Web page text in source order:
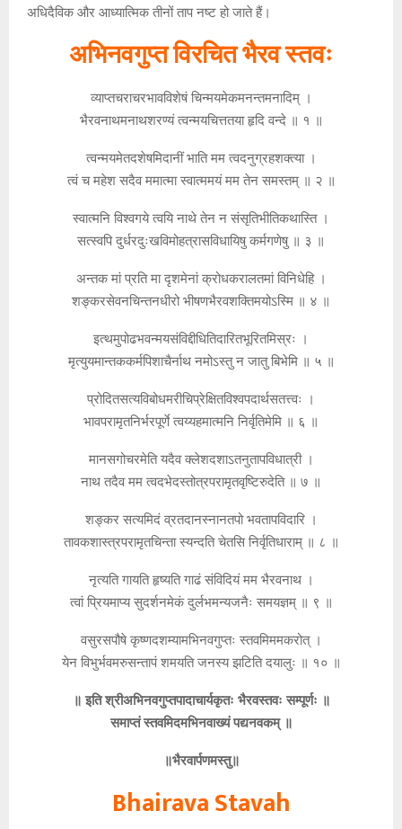
अधिदैविक और आध्यात्मिक तीनों ताप नष्ट हो जाते हैं।
अभिनवगुप्त विरचित भैरव स्तवः
व्याप्तचराचरभावविशेषं चिन्मयमेकमनन्तमनादिम् ।
भैरवनाथमनाथशरण्यं त्वन्मयचित्ततया हृदि वन्दे ॥ १ ॥
त्वन्मयमेतदशेषमिदानीं भाति मम त्वदनुग्रहशक्त्या ।
त्वं च महेश सदैव ममात्मा स्वात्ममयं मम तेन समस्तम् ॥ २ ॥
स्वात्मनि विश्वगये त्वयि नाथे तेन न संसृतिभीतिकथास्ति ।
सत्स्वपि दुर्धरदुःखविमोहत्रासविधायिषु कर्मगणेषु ॥ ३ ॥
अन्तक मां प्रति मा दृशमेनां क्रोधकरालतमां विनिधेहि ।
शङ्करसेवनचिन्तनधीरो भीषणभैरवशक्तिमयोऽस्मि ॥ ४ ॥
इत्थमुपोढभवन्मयसंविद्दीधितिदारितभूरितमिस्रः ।
मृत्युयमान्तककर्मपिशाचैर्नाथ नमोऽस्तु न जातु बिभेमि ॥ ५ ॥
प्रोदितसत्यविबोधमरीचिप्रेक्षितविश्वपदार्थसतत्त्वः ।
भावपरामृतनिर्भरपूर्णे त्वय्यहमात्मनि निर्वृतिमेमि ॥ ६ ॥
मानसगोचरमेति यदैव क्लेशदशाऽतनुतापविधात्री ।
नाथ तदैव मम त्वदभेदस्तोत्रपरामृतवृष्टिरुदेति ॥ ७ ॥
शङ्कर सत्यमिदं व्रतदानस्नानतपो भवतापविदारि ।
तावकशास्त्रपरामृतचिन्ता स्यन्दति चेतसि निर्वृतिधाराम् ॥ ८ ॥
नृत्यति गायति हृष्यति गाढं संविदियं मम भैरवनाथ ।
त्वां प्रियमाप्य सुदर्शनमेकं दुर्लभमन्यजनैः समयज्ञम् ॥ ९ ॥
वसुरसपौषे कृष्णदशम्यामभिनवगुप्तः स्तवमिममकरोत् ।
येन विभुर्भवमरुसन्तापं शमयति जनस्य झटिति दयालुः ॥ १० ॥
॥ इति श्रीअभिनवगुप्तपादाचार्यकृतः भैरवस्तवः सम्पूर्णः ॥
समाप्तं स्तवमिदमभिनवाख्यं पद्यनवकम् ॥
॥भैरवार्पणमस्तु॥
Bhairava Stavah